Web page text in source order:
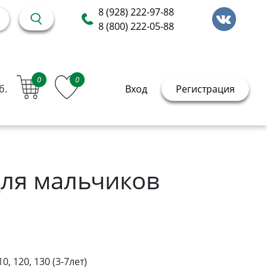
8 (928) 222-97-88
8 (800) 222-05-88
0 0
Вход Регистрация
мальчиков
120, 130 (3-7лет)